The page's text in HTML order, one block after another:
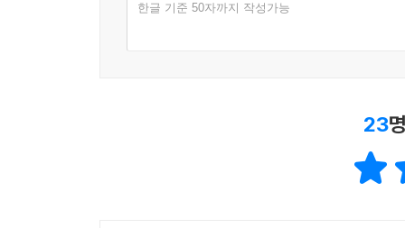
한글 기준 50자까지 작성가능
23